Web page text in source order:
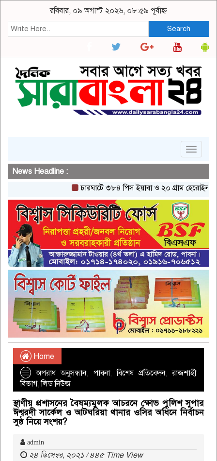
রবিবার, ০৯ অগাস্ট ২০২৬, ০৮:৫৯ পূর্বাহ্ন
Search
Toggle
News Headline :
চারঘাটে ৩৮৪ পিস ইয়াবা ও ২০ গ্রাম হেরোইনসহ একজন
Home
অপরাধ অনুসন্ধান, পাবনা,বিশেষ প্রতিবেদন,রাজশাহী
বিভাগ,লিড নিউজ
স্থাণীয় প্রশাসনের বৈষম্যমুলক আচরনে ক্ষোভ পুলিশ সুপার
ঈশ্বরদী সার্কেল ও আটঘরিয়া থানার ওসির অধিনে নির্বাচন
সুষ্ঠ নিয়ে সংশয়?
admin
২৪ ডিসেম্বর, ২০২১ / ৪৪৫ Time View